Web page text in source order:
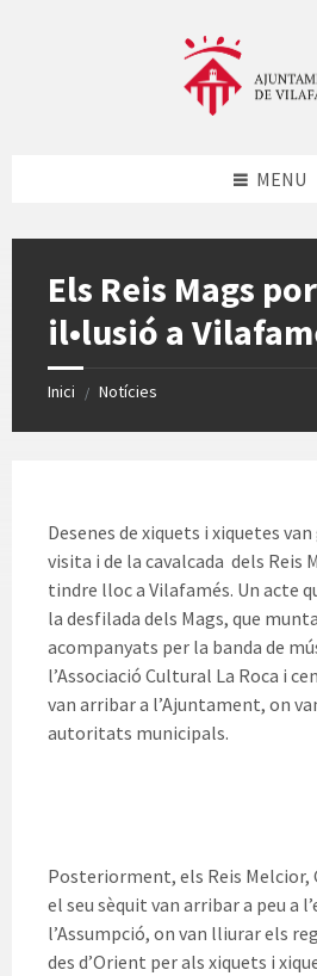
MENU
Els Reis Mags
il•lusió a
Inici / Notícies
Desenes de xiquets i xiquetes
visita i de la cavalcada dels Reis
tindre lloc a Vilafamés. Un acte
la desfilada dels Mags, que
acompanyats per la banda de
l’Associació Cultural La Roca i
van arribar a l’Ajuntament, on
autoritats municipals.
Posteriorment, els Reis Melcior,
el seu sèquit van arribar a peu a
l’Assumpció, on van lliurar els
des d’Orient per als xiquets i